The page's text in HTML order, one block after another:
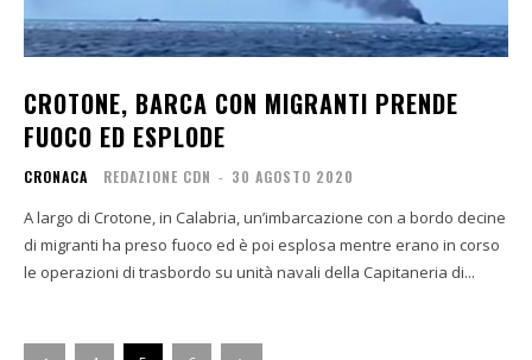
CROTONE, BARCA CON MIGRANTI PRENDE
FUOCO ED ESPLODE
CRONACA REDAZIONE CDN - 30 AGOSTO 2020
A largo di Crotone, in Calabria, un’imbarcazione con a bordo decine
di migranti ha preso fuoco ed è poi esplosa mentre erano in corso
le operazioni di trasbordo su unità navali della Capitaneria di...